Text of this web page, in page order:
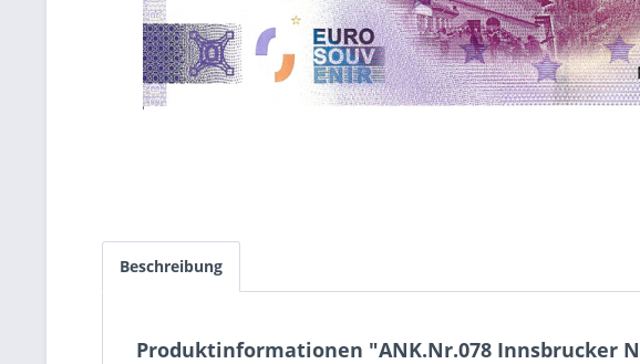
Beschreibung
Produktinformationen "ANK.Nr.078 Innsbrucker